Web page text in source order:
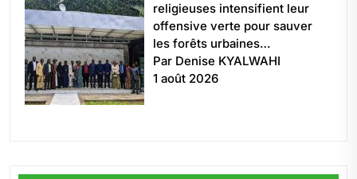
religieuses intensifient leur
offensive verte pour sauver
les forêts urbaines…
Par Denise KYALWAHI
1 août 2026